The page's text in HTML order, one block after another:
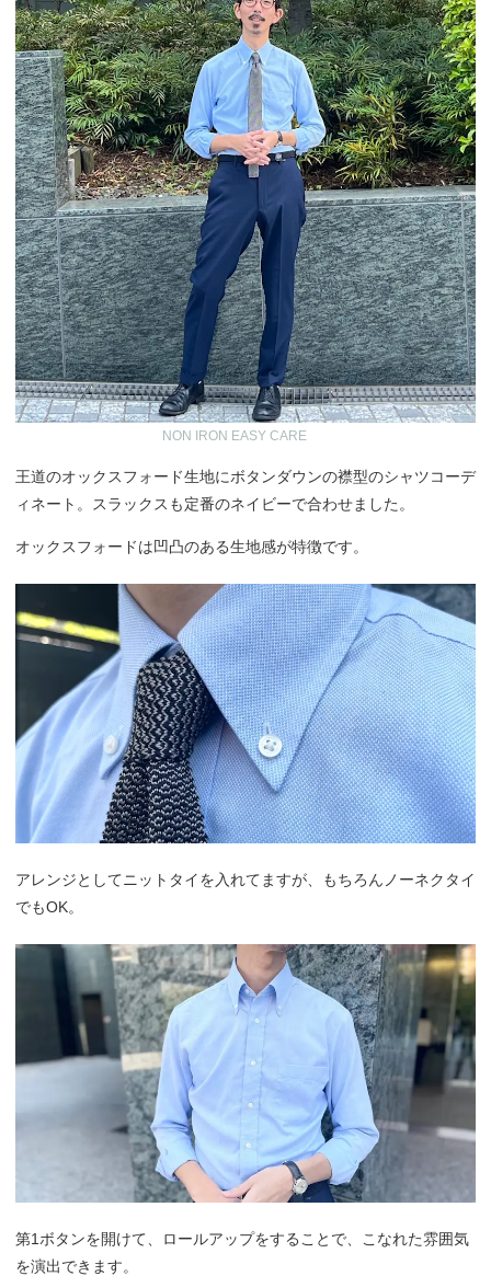
NON IRON EASY CARE
王道のオックスフォード生地にボタンダウンの襟型のシャツコーデ
ィネート。スラックスも定番のネイビーで合わせました。
オックスフォードは凹凸のある生地感が特徴です。
アレンジとしてニットタイを入れてますが、もちろんノーネクタイ
でもOK。
第1ボタンを開けて、ロールアップをすることで、こなれた雰囲気
を演出できます。